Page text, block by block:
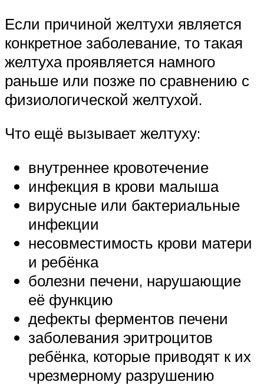
Если причиной желтухи является
конкретное заболевание, то такая
желтуха проявляется намного
раньше или позже по сравнению с
физиологической желтухой.
Что ещё вызывает желтуху:
внутреннее кровотечение
инфекция в крови малыша
вирусные или бактериальные
инфекции
несовместимость крови матери
и ребёнка
болезни печени, нарушающие
её функцию
дефекты ферментов печени
заболевания эритроцитов
ребёнка, которые приводят к их
чрезмерному разрушению